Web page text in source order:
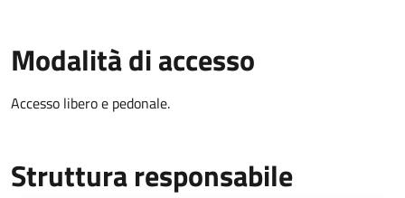
Modalità di accesso
Accesso libero e pedonale.
Struttura responsabile